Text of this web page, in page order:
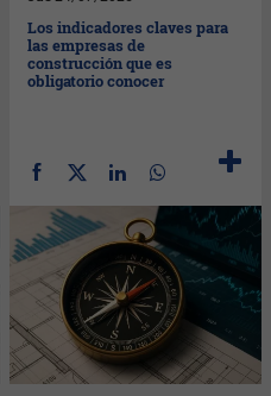
Los indicadores claves para
las empresas de
construcción que es
obligatorio conocer